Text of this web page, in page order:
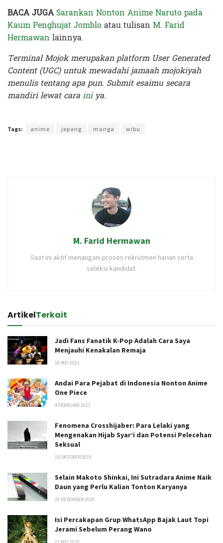
BACA JUGA Sarankan Nonton Anime Naruto pada
Kaum Penghujat Jombloatau tulisan M. Farid
Hermawan lainnya.
Terminal Mojok merupakan platform User Generated
Content (UGC) untuk mewadahi jamaah mojokiyah
menulis tentang apa pun. Submit esaimu secara
mandiri lewat carainiya.
Tags: anime jepang manga wibu
M. Farid Hermawan
Saat ini aktif menangani proses rekrutmen harian serta
seleksi kandidat.
ArtikelTerkait
Jadi Fans Fanatik K-Pop Adalah Cara Saya
Menjauhi Kenakalan Remaja
19 MEI 2021
Andai Para Pejabat di Indonesia Nonton Anime
One Piece
4 FEBRUARI 2021
Fenomena Crosshijaber: Para Lelaki yang
Mengenakan Hijab Syar’i dan Potensi Pelecehan
Seksual
15 OKTOBER 2019
Selain Makoto Shinkai, Ini Sutradara Anime Naik
Daun yang Perlu Kalian Tonton Karyanya
29 DESEMBER 2020
Isi Percakapan Grup WhatsApp Bajak Laut Topi
Jerami Sebelum Perang Wano
12 MEI 2020